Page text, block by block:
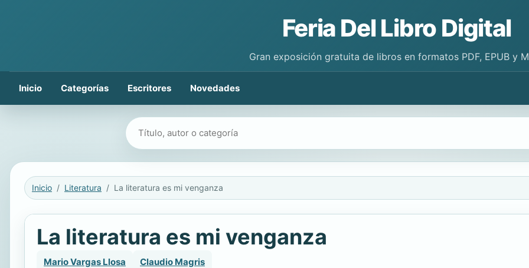
Feria Del Libro Digital
Gran exposición gratuita de libros en formatos PDF, EPUB y
Inicio Categorías Escritores Novedades
Buscar libros
Inicio Literatura La literatura es mi venganza
La literatura es mi venganza
Mario Vargas Llosa Claudio Magris